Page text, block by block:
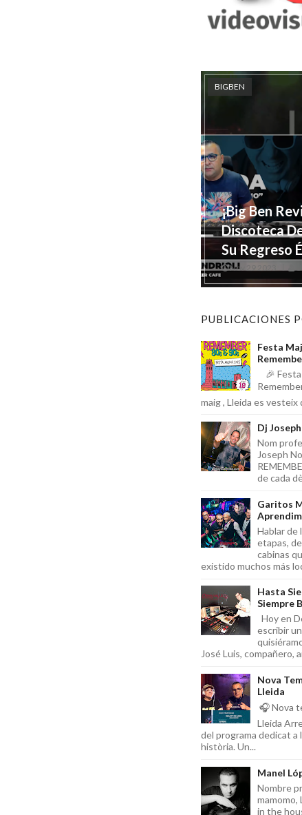
BIGBEN
¡Big Ben
Discoteca
Su Regreso
Nov 29 2023
PUBLICACIONES
Festa
🎉 Festa
maig , Lleida es vesteix
Dj
Nom
Joseph
de cada
Garitos
Hablar de
etapas,
cabinas
existido muchos más
Hasta
Siempre
Hoy en
escribir
José Luis, compañero,
Nova
Lleida
🎧 Nova
Lleida
del programa dedicat a
història. Un...
Manel
Nombre
in the